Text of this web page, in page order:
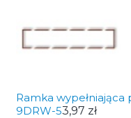
Ramka
9DRW-53,97 zł